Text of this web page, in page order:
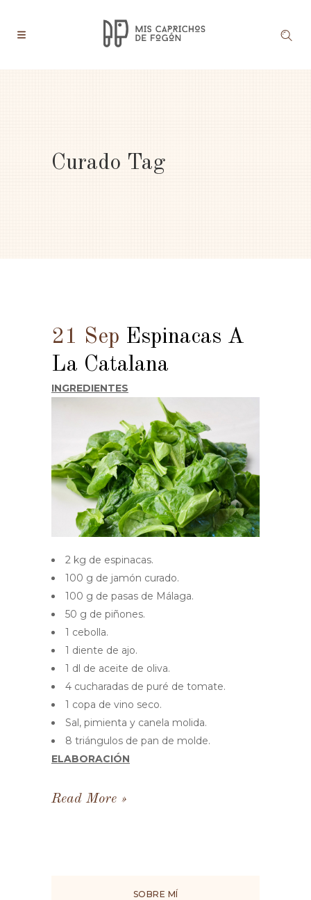
Curado Tag
21 Sep Espinacas A
La Catalana
INGREDIENTES
2 kg de espinacas.
100 g de jamón curado.
100 g de pasas de Málaga.
50 g de piñones.
1 cebolla.
1 diente de ajo.
1 dl de aceite de oliva.
4 cucharadas de puré de tomate.
1 copa de vino seco.
Sal, pimienta y canela molida.
8 triángulos de pan de molde.
ELABORACIÓN
Read More
SOBRE MÍ